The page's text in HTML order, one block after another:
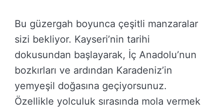
Bu güzergah boyunca çeşitli manzaralar
sizi bekliyor. Kayseri’nin tarihi
dokusundan başlayarak, İç Anadolu’nun
bozkırları ve ardından Karadeniz’in
yemyeşil doğasına geçiyorsunuz.
Özellikle yolculuk sırasında mola vermek